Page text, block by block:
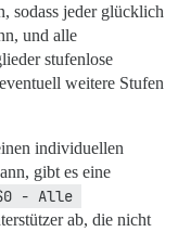
sodass jeder glücklich
und alle
stufenlose
weitere Stufen
individuellen
gibt es eine
- Alle
ab, die nicht